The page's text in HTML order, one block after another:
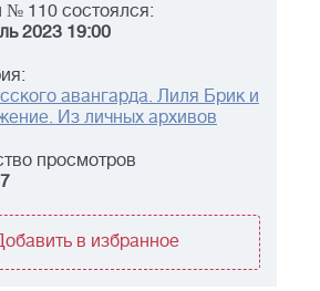
№ 110 состоялся:
2023 19:00
авангарда. Лиля Брик и
Из личных архивов
просмотров
в избранное